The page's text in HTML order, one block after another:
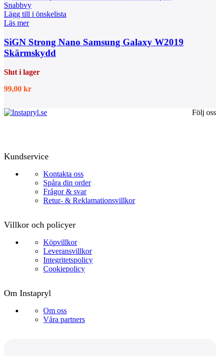
Snabbvy
Lägg till i önskelista
Läs mer
SiGN Strong Nano Samsung Galaxy W2019
Skärmskydd
Slut i lager
99,00 kr
Följ oss
Kundservice
Kontakta oss
Spåra din order
Frågor & svar
Retur- & Reklamationsvillkor
Villkor och policyer
Köpvillkor
Leveransvillkor
Integritetspolicy
Cookiepolicy
Om Instapryl
Om oss
Våra partners